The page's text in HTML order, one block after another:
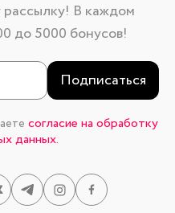
В каждом
до 5000 бонусов!
Подписаться
согласие на обработку
данных.